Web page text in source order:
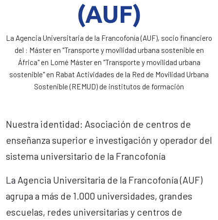
(AUF)
La Agencia Universitaria de la Francofonía (AUF), socio financiero
del : Máster en "Transporte y movilidad urbana sostenible en
África" en Lomé Máster en "Transporte y movilidad urbana
sostenible" en Rabat Actividades de la Red de Movilidad Urbana
Sostenible (REMUD) de institutos de formación
Nuestra identidad: Asociación de centros de
enseñanza superior e investigación y operador del
sistema universitario de la Francofonía
La Agencia Universitaria de la Francofonía (AUF)
agrupa a más de 1.000 universidades, grandes
escuelas, redes universitarias y centros de